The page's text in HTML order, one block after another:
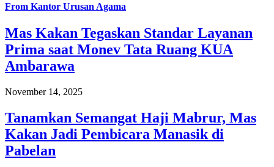
From Kantor Urusan Agama
Mas Kakan Tegaskan Standar Layanan
Prima saat Monev Tata Ruang KUA
Ambarawa
November 14, 2025
Tanamkan Semangat Haji Mabrur, Mas
Kakan Jadi Pembicara Manasik di
Pabelan